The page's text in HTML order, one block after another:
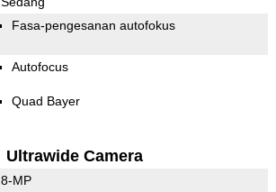
Fasa-pengesanan autofokus
Autofocus
Quad Bayer
Ultrawide Camera
8-MP